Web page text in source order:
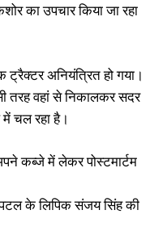
का उपचार किया जा रहा
अनियंत्रित हो गया।
तरह वहां से निकालकर सदर
चल रहा है।
कब्जे में लेकर पोस्टमार्टम
के लिपिक संजय सिंह की